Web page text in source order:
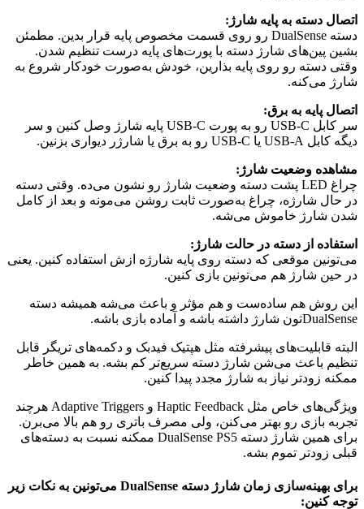
اتصال دسته به پایه شارژ:
دسته DualSense رو روی قسمت مخصوص پایه قرار بدین. مطمئن
بشین پین‌های شارژ دسته با پورت‌های پایه درست تنظیم شدن.
وقتی دسته رو روی پایه بذارین، خودش به‌صورت خودکار شروع به
شارژ می‌کنه.
اتصال پایه به برق:
سر کابل USB-C رو به پورت USB-C پایه شارژ وصل کنین و سر
دیگه کابل USB-A یا USB-C رو به برق یا شارژر دیواری بزنین.
مشاهده وضعیت شارژ:
چراغ LED پشت دسته وضعیت شارژ رو نشون می‌ده. وقتی دسته
در حال شارژه، چراغ به‌صورت ثابت روشن می‌مونه و بعد از کامل
شدن شارژ خاموش می‌شه.
استفاده از دسته در حالت شارژ:
می‌تونین موقعی که دسته روی پایه شارژه ازش استفاده کنین. یعنی
در حین شارژ هم می‌تونین بازی کنین.
این روش هم ساده‌ست و هم مؤثر و باعث می‌شه همیشه دسته
DualSenseتون شارژ داشته باشه و آماده بازی باشه.
البته قابلیت‌های پیشرفته مثل هپتیک فیدبک و دکمه‌های تریگر قابل
تنظیم باعث می‌شن شارژ دسته سریع‌تر کم بشه. به همین خاطر
ممکنه زودتر نیاز به شارژ مجدد پیدا کنین.
ویژگی‌های خاص مثل Haptic Feedback و Adaptive Triggers هرچند
تجربه بازی رو بهتر می‌کنن، ولی مصرف باتری رو هم بالا می‌برن.
برای همین شارژ دسته DualSense PS5 ممکنه نسبت به دسته‌های
قبلی زودتر تموم بشه.
برای بهینه‌سازی زمان شارژ دسته DualSense می‌تونین به نکات زیر
توجه کنین: